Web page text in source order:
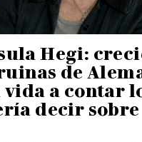
Hegi:
de
vida a contar
decir sobre